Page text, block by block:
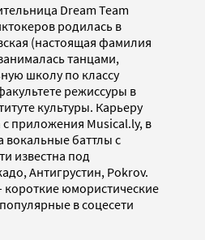
Dream Team
родилась в
(настоящая фамилия
танцами,
школу по классу
режиссуры в
культуры. Карьеру
приложения Musical.ly, в
вокальные баттлы с
известна под
Антигрустин, Pokrov.
короткие юмористические
в соцесети